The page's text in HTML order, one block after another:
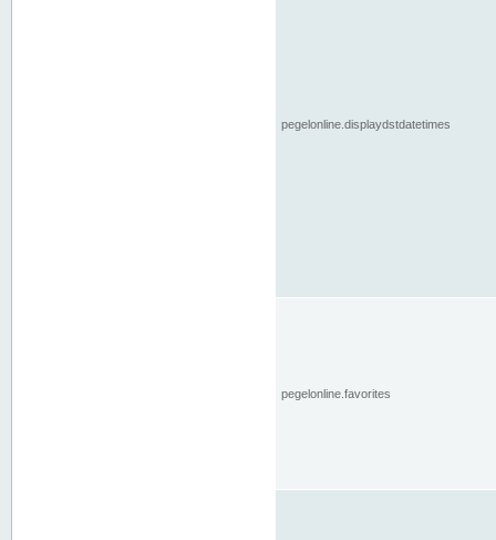
pegelonline.displaydstdatetimes
pegelonline.favorites